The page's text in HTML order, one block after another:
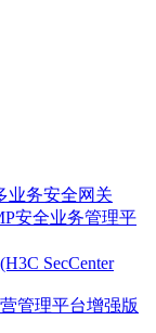
业务安全网关
安全业务管理平
SecCenter
管理平台增强版